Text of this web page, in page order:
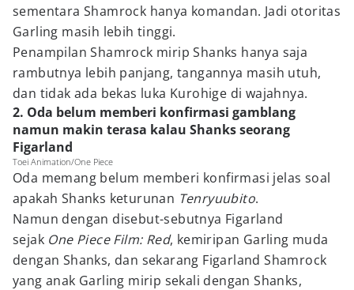
sementara Shamrock hanya komandan. Jadi otoritas
Garling masih lebih tinggi.
Penampilan Shamrock mirip Shanks hanya saja
rambutnya lebih panjang, tangannya masih utuh,
dan tidak ada bekas luka Kurohige di wajahnya.
2. Oda belum memberi konfirmasi gamblang
namun makin terasa kalau Shanks seorang
Figarland
Toei Animation/One Piece
Oda memang belum memberi konfirmasi jelas soal
apakah Shanks keturunan Tenryuubito.
Namun dengan disebut-sebutnya Figarland
sejak One Piece Film: Red, kemiripan Garling muda
dengan Shanks, dan sekarang Figarland Shamrock
yang anak Garling mirip sekali dengan Shanks,